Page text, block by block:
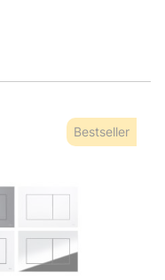
Bestseller